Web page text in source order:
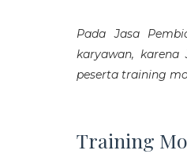
Pada Jasa
karyawan,
peserta training
Training